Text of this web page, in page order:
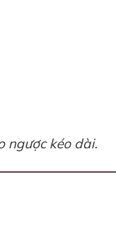
ngược kéo dài.